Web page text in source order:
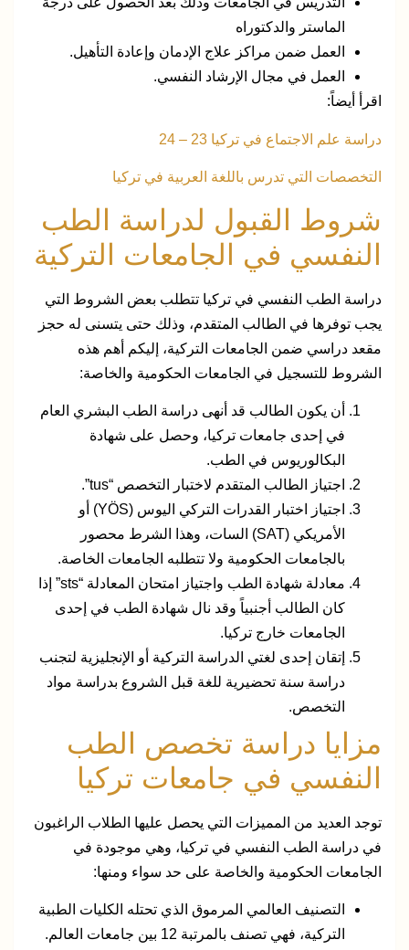
الماستر والدكتوراه
العمل ضمن مراكز علاج الإدمان وإعادة التأهيل.
العمل في مجال الإرشاد النفسي.
اقرأ أيضاً:
دراسة علم الاجتماع في تركيا 23 – 24
التخصصات التي تدرس باللغة العربية في تركيا
شروط القبول لدراسة الطب
النفسي في الجامعات التركية
دراسة الطب النفسي في تركيا تتطلب بعض الشروط التي
يجب توفرها في الطالب المتقدم، وذلك حتى يتسنى له حجز
مقعد دراسي ضمن الجامعات التركية، إليكم أهم هذه
الشروط للتسجيل في الجامعات الحكومية والخاصة:
أن يكون الطالب قد أنهى دراسة الطب البشري العام
في إحدى جامعات تركيا، وحصل على شهادة
البكالوريوس في الطب.
اجتياز الطالب المتقدم لاختبار التخصص “tus”.
اجتياز اختبار القدرات التركي اليوس (YÖS) أو
الأمريكي (SAT) السات، وهذا الشرط محصور
بالجامعات الحكومية ولا تتطلبه الجامعات الخاصة.
معادلة شهادة الطب واجتياز امتحان المعادلة “sts” إذا
كان الطالب أجنبياً وقد نال شهادة الطب في إحدى
الجامعات خارج تركيا.
إتقان إحدى لغتي الدراسة التركية أو الإنجليزية لتجنب
دراسة سنة تحضيرية للغة قبل الشروع بدراسة مواد
التخصص.
مزايا دراسة تخصص الطب
النفسي في جامعات تركيا
توجد العديد من المميزات التي يحصل عليها الطلاب الراغبون
في دراسة الطب النفسي في تركيا، وهي موجودة في
الجامعات الحكومية والخاصة على حد سواء ومنها:
التصنيف العالمي المرموق الذي تحتله الكليات الطبية
التركية، فهي تصنف بالمرتبة 12 بين جامعات العالم.